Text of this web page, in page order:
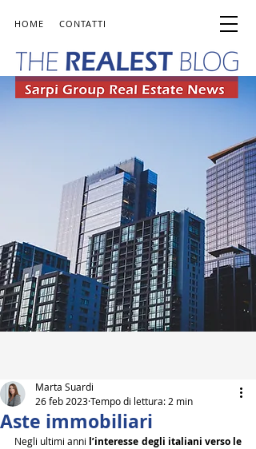
HOME CONTATTI
Aste immobiliari
Marta Suardi
26 feb 2023Tempo di lettura: 2 min
Negli ultimi anni l’interesse degli italiani verso le